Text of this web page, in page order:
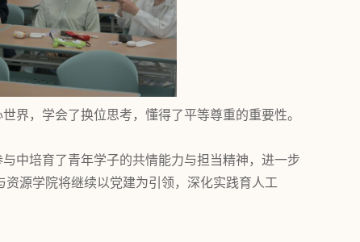
界，学会了换位思考，懂得了平等尊重的重要性。
中培育了青年学子的共情能力与担当精神，进一步
源学院将继续以党建为引领，深化实践育人工